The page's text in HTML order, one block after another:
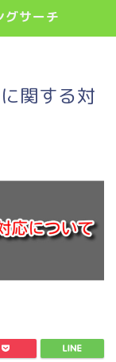
グサーチ
関する対